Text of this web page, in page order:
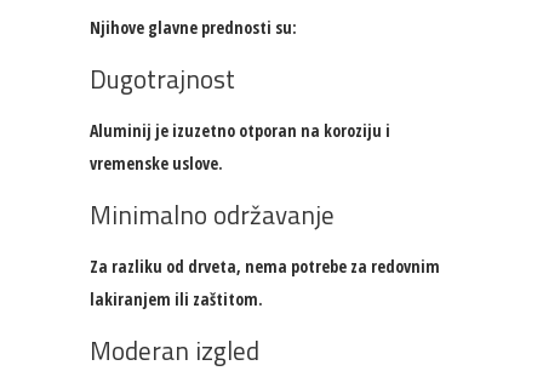
Njihove glavne prednosti su:
Dugotrajnost
Aluminij je izuzetno otporan na koroziju i
vremenske uslove.
Minimalno održavanje
Za razliku od drveta, nema potrebe za redovnim
lakiranjem ili zaštitom.
Moderan izgled